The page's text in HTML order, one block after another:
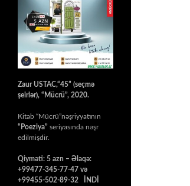
Zaur USTAC,“45” (seçmə
şeirlər), “Mücrü”, 2020.
Kitab “Mücrü”nəşriyyatının
“Poeziya” seriyasında nəşr
edilmişdir.
Qiyməti: 5 azn – Əlaqə:
+99477-345-77-47 və
+99455-502-89-32 İNDİ